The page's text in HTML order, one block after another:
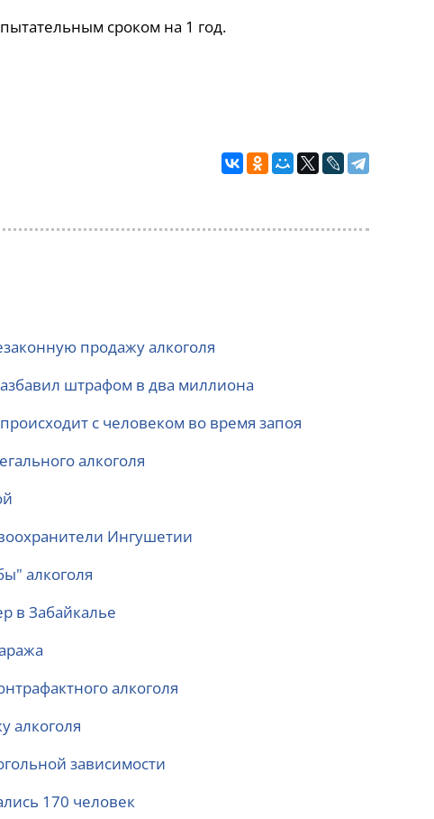
сроком на 1 год.
продажу алкоголя
штрафом в два миллиона
с человеком во время запоя
алкоголя
Ингушетии
алкоголя
в Забайкалье
алкоголя
алкоголя
зависимости
170 человек